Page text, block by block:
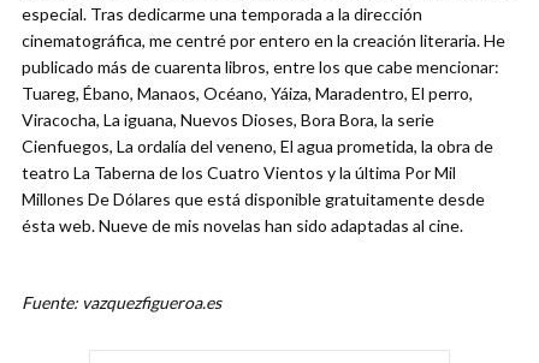
especial. Tras dedicarme una temporada a la dirección
cinematográfica, me centré por entero en la creación literaria. He
publicado más de cuarenta libros, entre los que cabe mencionar:
Tuareg, Ébano, Manaos, Océano, Yáiza, Maradentro, El perro,
Viracocha, La iguana, Nuevos Dioses, Bora Bora, la serie
Cienfuegos, La ordalía del veneno, El agua prometida, la obra de
teatro La Taberna de los Cuatro Vientos y la última Por Mil
Millones De Dólares que está disponible gratuitamente desde
ésta web. Nueve de mis novelas han sido adaptadas al cine.
Fuente: vazquezfigueroa.es